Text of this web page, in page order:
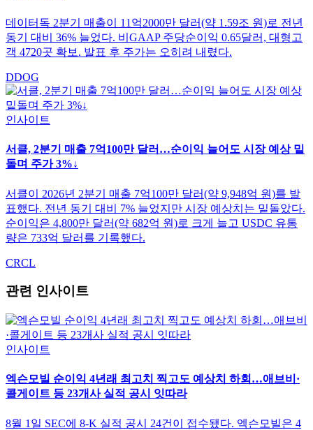
데이터독 2분기 매출이 11억2000만 달러(약 1.59조 원)로 전년
동기 대비 36% 늘었다. 비GAAP 주당순이익 0.65달러, 대형고
객 4720곳 확보. 발표 후 주가는 오히려 내렸다.
DDOG
인사이트
서클, 2분기 매출 7억100만 달러…순이익 늘어도 시장 예상 밑
돌며 주가 3%↓
서클이 2026년 2분기 매출 7억100만 달러(약 9,948억 원)를 발
표했다. 전년 동기 대비 7% 늘었지만 시장 예상치는 밑돌았다.
순이익은 4,800만 달러(약 682억 원)로 크게 늘고 USDC 유통
량은 733억 달러를 기록했다.
CRCL
관련 인사이트
인사이트
엑슨모빌 순이익 4년래 최고치 찍고도 예상치 하회…애브비·
콜게이트 등 23개사 실적 공시 잇따라
8월 1일 SEC에 8-K 실적 공시 24건이 접수됐다. 엑슨모빌은 4